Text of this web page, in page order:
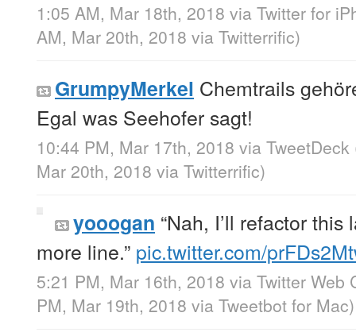
1:05 AM, Mar 18th, 2018 via Twitter for
AM, Mar 20th, 2018 via Twitterrific)
GrumpyMerkel Chemtrails
Egal was Seehofer sagt!
10:44 PM, Mar 17th, 2018 via TweetDeck
Mar 20th, 2018 via Twitterrific)
yooogan “Nah, I’ll refactor this
more line.” pic.twitter.com/
5:21 PM, Mar 16th, 2018 via Twitter Web
PM, Mar 19th, 2018 via Tweetbot for Mac)